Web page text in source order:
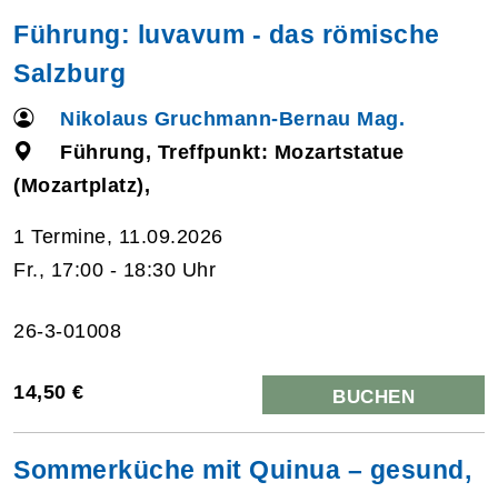
Führung: luvavum - das römische
Salzburg
Nikolaus Gruchmann-Bernau Mag.
Führung, Treffpunkt: Mozartstatue
(Mozartplatz),
1 Termine, 11.09.2026
Fr., 17:00 - 18:30 Uhr
26-3-01008
14,50 € BUCHEN
Sommerküche mit Quinua – gesund,